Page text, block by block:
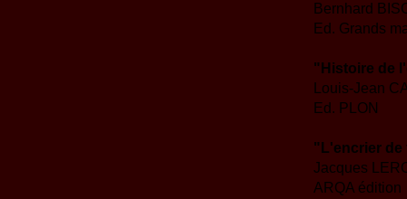
Bernhard
Ed. Grands
"Histoire de
Louis-Jean
Ed. PLON
"L'encrier de
Jacques
ARQA édition